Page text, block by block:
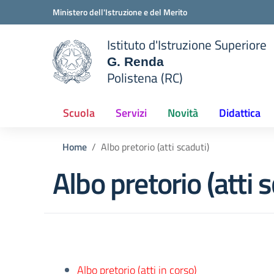
Vai ai contenuti
Vai al menu di navigazioneMinistero dell'Istruzione e del Merito
scuola
Istituto d'Istruzione Superiore
G. Renda
Polistena (RC)
Scuola Servizi Novità Didattica
Home Albo pretorio (atti scaduti)
Albo pretorio (atti
Albo pretorio (atti in corso)